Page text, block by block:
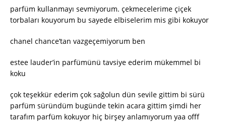
parfüm kullanmayı sevmiyorum. çekmecelerime çiçek
torbaları kouyorum bu sayede elbiselerim mis gibi kokuyor
chanel chance’tan vazgeçemiyorum ben
estee lauder’in parfümünü tavsiye ederim mükemmel bi
koku
çok teşekkür ederim çok sağolun dün sevile gittim bi sürü
parfüm süründüm bugünde tekin acara gittim şimdi her
tarafım parfüm kokuyor hiç birşey anlamıyorum yaa offf